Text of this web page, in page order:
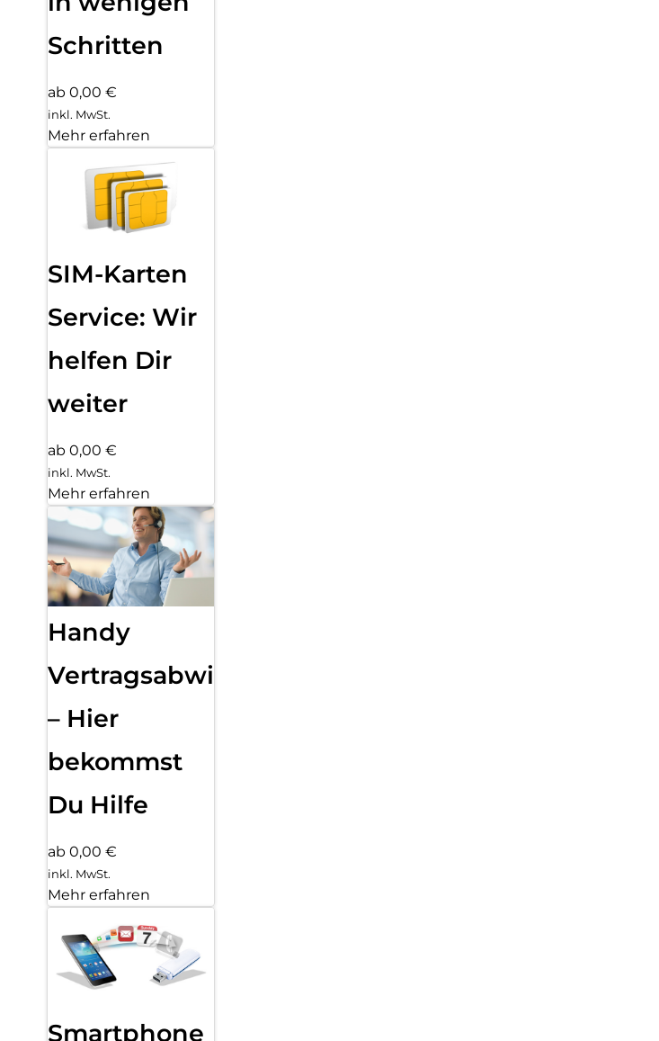
Schritten
ab 0,00 €
inkl. MwSt.
Mehr erfahren
SIM-Karten
Service: Wir
helfen Dir
weiter
ab 0,00 €
inkl. MwSt.
Mehr erfahren
Handy
Vertragsabwicklung
– Hier
bekommst
Du Hilfe
ab 0,00 €
inkl. MwSt.
Mehr erfahren
Smartphone